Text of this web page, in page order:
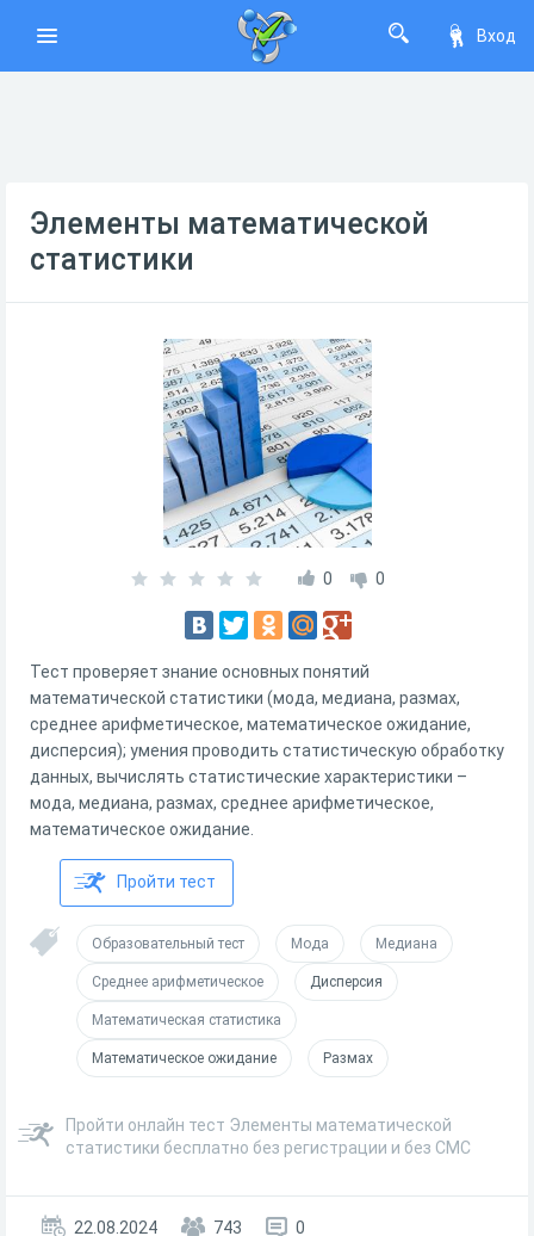
Вход
Элементы математической
статистики
0 0
Тест проверяет знание основных понятий
математической статистики (мода, медиана, размах,
среднее арифметическое, математическое ожидание,
дисперсия); умения проводить статистическую обработку
данных, вычислять статистические характеристики –
мода, медиана, размах, среднее арифметическое,
математическое ожидание.
Пройти тест
Образовательный тест Мода Медиана
Среднее арифметическое Дисперсия
Математическая статистика
Математическое ожидание Размах
Пройти онлайн тест Элементы математической
статистики бесплатно без регистрации и без СМС
22.08.2024 743 0